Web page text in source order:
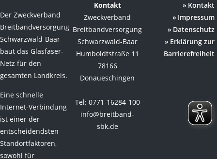
Der Zweckverband
Breitbandversorgung
Schwarzwald-Baar
baut das Glasfaser-
Netz für den
gesamten Landkreis.
Eine schnelle
Internet-Verbindung
ist einer der
entscheidendsten
Standortfaktoren,
sowohl für
Kontakt
Zweckverband
Breitbandversorgung
Schwarzwald-Baar
Humboldtstraße 11
78166
Donaueschingen
Tel: 0771-16284-100
info@breitband-
sbk.de
Kontakt
Impressum
Datenschutz
Erklärung zur
Barrierefreiheit